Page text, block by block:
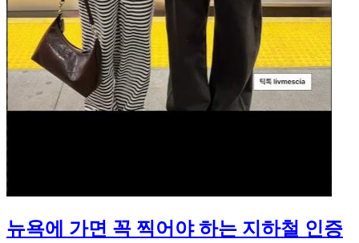
뉴욕에 가면 꼭 찍어야 하는 지하철 인증